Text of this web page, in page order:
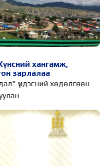
хангамж,
зарлалаа
үндэсний хөдөлгөөн